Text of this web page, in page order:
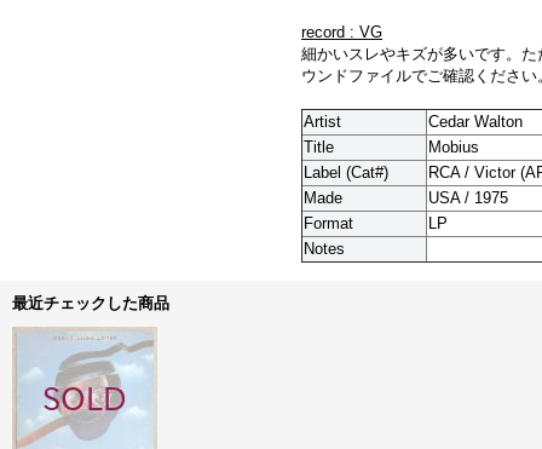
record : VG
細かいスレやキズが多いです。
ウンドファイルでご確認ください
Artist
Cedar Walton
Title
Mobius
Label (Cat#)
RCA / Victor
Made
USA / 1975
Format
LP
Notes
最近チェックした商品